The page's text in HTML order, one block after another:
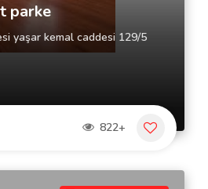
parke
yaşar kemal caddesi 129/5
822+